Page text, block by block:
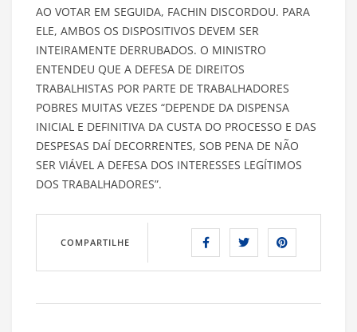
AO VOTAR EM SEGUIDA, FACHIN DISCORDOU. PARA
ELE, AMBOS OS DISPOSITIVOS DEVEM SER
INTEIRAMENTE DERRUBADOS. O MINISTRO
ENTENDEU QUE A DEFESA DE DIREITOS
TRABALHISTAS POR PARTE DE TRABALHADORES
POBRES MUITAS VEZES “DEPENDE DA DISPENSA
INICIAL E DEFINITIVA DA CUSTA DO PROCESSO E DAS
DESPESAS DAÍ DECORRENTES, SOB PENA DE NÃO
SER VIÁVEL A DEFESA DOS INTERESSES LEGÍTIMOS
DOS TRABALHADORES”.
COMPARTILHE